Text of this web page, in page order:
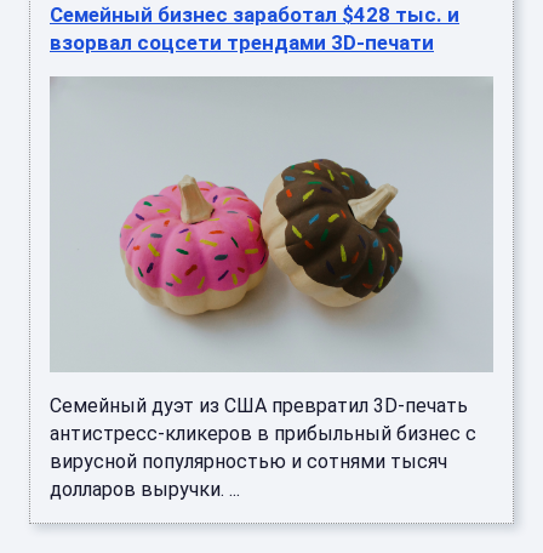
Семейный бизнес заработал $428 тыс. и
взорвал соцсети трендами 3D-печати
Семейный дуэт из США превратил 3D-печать
антистресс-кликеров в прибыльный бизнес с
вирусной популярностью и сотнями тысяч
долларов выручки. ...